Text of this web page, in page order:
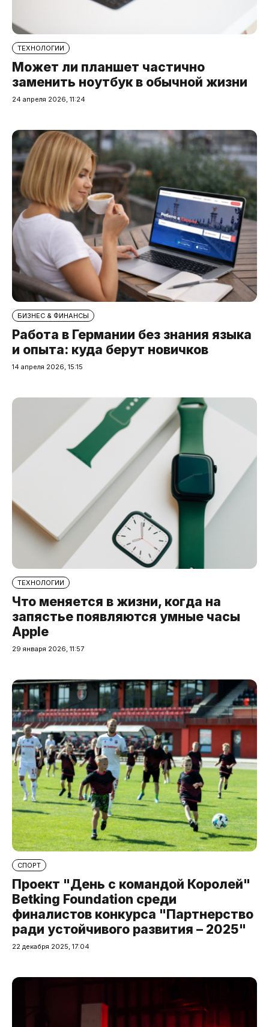
ТЕХНОЛОГИИ
Может ли планшет частично
заменить ноутбук в обычной жизни
24 апреля 2026, 11:24
БИЗНЕС & ФИНАНСЫ
Работа в Германии без знания языка
и опыта: куда берут новичков
14 апреля 2026, 15:15
ТЕХНОЛОГИИ
Что меняется в жизни, когда на
запястье появляются умные часы
Apple
29 января 2026, 11:57
СПОРТ
Проект "День с командой Королей"
Betking Foundation среди
финалистов конкурса "Партнерство
ради устойчивого развития – 2025"
22 декабря 2025, 17:04